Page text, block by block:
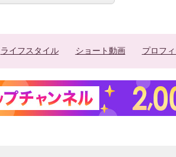
ライフスタイル ショート動画 プロフ